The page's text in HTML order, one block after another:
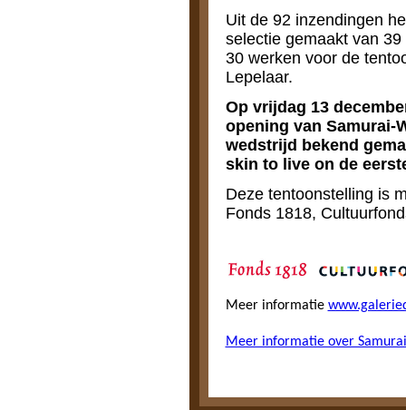
Uit de 92 inzendingen
selectie gemaakt van
30 werken voor de
Lepelaar.
Op vrijdag 13
opening van Samurai-
wedstrijd bekend
skin to live on de
Deze tentoonstelling is
Fonds 1818,
Meer informatie
Meer informatie over